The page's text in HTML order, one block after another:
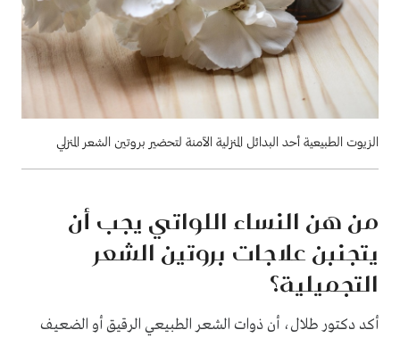
الزيوت الطبيعية أحد البدائل المنزلية الآمنة لتحضير بروتين الشعر المنزلي
من هن النساء اللواتي يجب أن
يتجنبن علاجات بروتين الشعر
التجميلية؟
أكد دكتور طلال، أن ذوات الشعر الطبيعي الرقيق أو الضعيف